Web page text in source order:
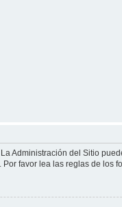
Administración del Sitio
favor lea las reglas de los